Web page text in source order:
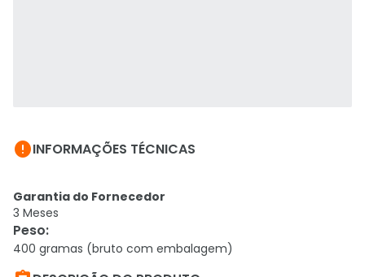
INFORMAÇÕES TÉCNICAS
Garantia do Fornecedor
3 Meses
Peso:
400 gramas (bruto com embalagem)